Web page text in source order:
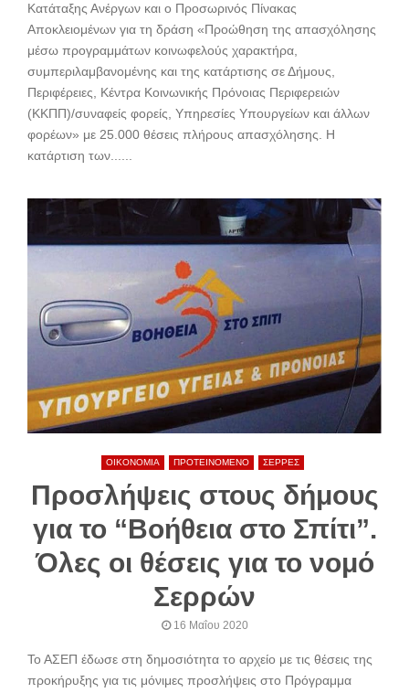
Κατάταξης Ανέργων και ο Προσωρινός Πίνακας
Αποκλειομένων για τη δράση «Προώθηση της απασχόλησης
μέσω προγραμμάτων κοινωφελούς χαρακτήρα,
συμπεριλαμβανομένης και της κατάρτισης σε Δήμους,
Περιφέρειες, Κέντρα Κοινωνικής Πρόνοιας Περιφερειών
(ΚΚΠΠ)/συναφείς φορείς, Υπηρεσίες Υπουργείων και άλλων
φορέων» με 25.000 θέσεις πλήρους απασχόλησης. Η
κατάρτιση των......
ΟΙΚΟΝΟΜΙΑ ΠΡΟΤΕΙΝΟΜΕΝΟ ΣΕΡΡΕΣ
Προσλήψεις στους δήμους
για το “Βοήθεια στο Σπίτι”.
Όλες οι θέσεις για το νομό
Σερρών
16 Μαΐου 2020
Το ΑΣΕΠ έδωσε στη δημοσιότητα το αρχείο με τις θέσεις της
προκήρυξης για τις μόνιμες προσλήψεις στο Πρόγραμμα